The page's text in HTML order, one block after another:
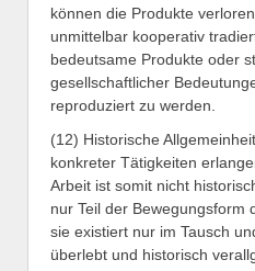
können die Produkte
unmittelbar kooperativ
bedeutsame Produkte oder
gesellschaftlicher
reproduziert zu werden.
(12) Historische
konkreter Tätigkeiten
Arbeit ist somit nicht
nur Teil der Bewegungsform
sie existiert nur im Tausch
überlebt und historisch